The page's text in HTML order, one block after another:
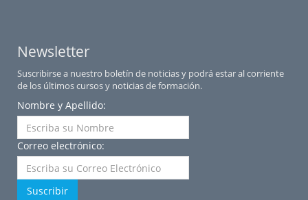
Newsletter
Suscribirse a nuestro boletín de noticias y podrá estar al corriente
de los últimos cursos y noticias de formación.
Nombre y Apellido:
Correo electrónico:
Suscribir